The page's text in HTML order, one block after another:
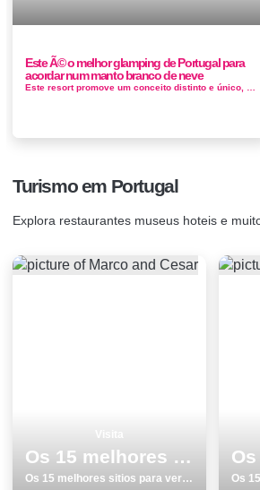
Este Ã© o melhor glamping de Portugal para
acordar num manto branco de neve
Turismo em Portugal
Explora restaurantes museus hoteis e
Os 15 melhores sitios para ver e visitar em Albufeira
Os 15 melhores sitios para ver e visitar em Albufeira